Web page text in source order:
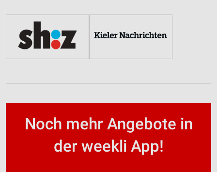
Noch mehr Angebote in
der weekli App!